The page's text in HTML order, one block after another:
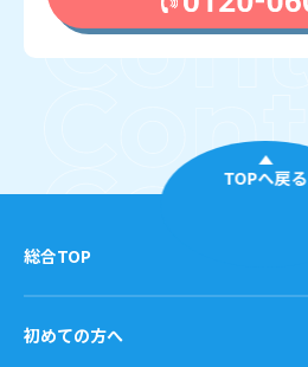
TOPへ戻る
総合TOP
初めての方へ